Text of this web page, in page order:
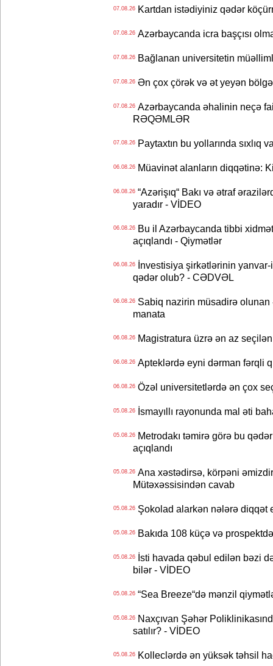
07.08.26Kartdan istədiyiniz qədər
07.08.26Azərbaycanda icra başçısı
07.08.26Bağlanan universitetin
07.08.26Ən çox çörək və ət yeyən
07.08.26Azərbaycanda əhalinin neçə
RƏQƏMLƏR
07.08.26Paytaxtın bu yollarında sıxlıq
06.08.26Müavinət alanların diqqətinə:
06.08.26“Azərişıq“ Bakı və ətraf
yaradır - VİDEO
06.08.26Bu il Azərbaycanda tibbi
açıqlandı - Qiymətlər
06.08.26İnvestisiya şirkətlərinin yanvar-
qədər olub? - CƏDVƏL
06.08.26Sabiq nazirin müsadirə olunan
manata
06.08.26Magistratura üzrə ən az
06.08.26Apteklərdə eyni dərman fərqli
06.08.26Özəl universitetlərdə ən çox
05.08.26İsmayıllı rayonunda mal əti
05.08.26Metrodakı təmirə görə bu
açıqlandı
05.08.26Ana xəstədirsə, körpəni
Mütəxəssisindən cavab
05.08.26Şokolad alarkən nələrə diqqət
05.08.26Bakıda 108 küçə və
05.08.26İsti havada qəbul edilən bəzi
bilər - VİDEO
05.08.26“Sea Breeze“də mənzil
05.08.26Naxçıvan Şəhər
satılır? - VİDEO
05.08.26Kolleclərdə ən yüksək təhsil